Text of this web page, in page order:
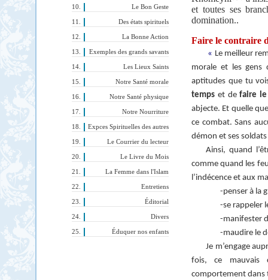
Le Bon Geste
Des états spirituels
La Bonne Action
Exemples des grands savants
Les Lieux Saints
Notre Santé morale
Notre Santé physique
Notre Nourriture
Expces Spirituelles des autres
Le Courrier du lecteur
Le Livre du Mois
La Femme dans l'Islam
Entretiens
Éditorial
Divers
Éduquer nos enfants
et toutes ses
domination..
Faire le contraire
« Le meilleur
morale et les gens
aptitudes que tu
temps et defaire
abjecte. Et quelle
ce combat. Sans
démon et ses
Ainsi, quand
comme quand les
l’indécence et aux
-penser à la
-se rappeler
-manifester
-maudire le
Je m’engage
fois, ce mauvais
comportement dans